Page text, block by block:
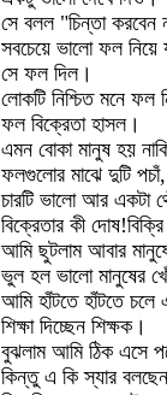
সে বলল "চিন্তা করবেন
সবচেয়ে ভালো ফল নিয়ে
সে ফল দিল।
লোকটি নিশ্চিত মনে ফল
ফল বিক্রেতা হাসল।
এমন বোকা মানুষ হয়
ফলগুলোর মাঝে দুটি পচাঁ,
চারটি ভালো আর একটা
বিক্রেতার কী
আমি ছুটলাম আবার
ভুল হল ভালো মানুষের
আমি হাঁটতে হাঁটতে চলে
শিক্ষা দিচ্ছেন শিক্ষক।
বুঝলাম আমি ঠিক এসে
কিন্তু এ কি স্যার